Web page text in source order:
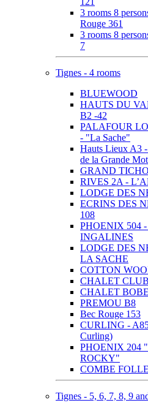
3 rooms 8
Rouge 361
3 rooms 8
7
Tignes - 4 rooms
BLUEWOOD
HAUTS DU
B2 -42
PALAFOUR
- "La Sache"
Hauts Lieux A3
de la Grande
GRAND
RIVES 2A -
LODGE DES
ECRINS DES
108
PHOENIX 504
INGALINES
LODGE DES
LA SACHE
COTTON
CHALET CLUB
CHALET
PREMOU B8
Bec Rouge 153
CURLING -
Curling)
PHOENIX 204
ROCKY"
COMBE
Tignes - 5, 6, 7, 8, 9